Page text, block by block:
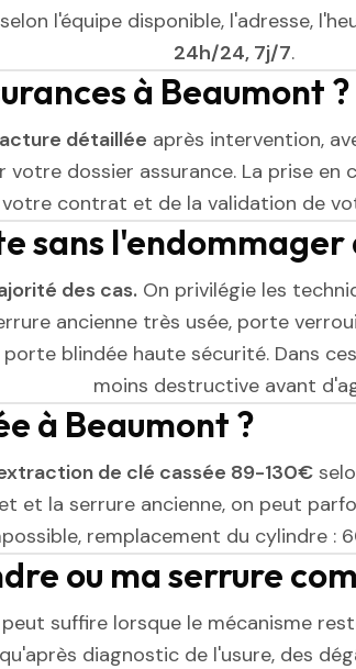
l'équipe disponible, l'adresse,
24h/24, 7j/7.
à Beaumont ?
détaillée après intervention,
votre dossier assurance. La prise en
votre contrat et de la validation de
sans l'endommager
des cas.On privilégie les
ancienne très usée, porte
blindée haute sécurité. Dans
moins destructive avant
à Beaumont ?
de clé cassée 89-130€
et la serrure ancienne, on peut
remplacement du cylindre :
ou ma serrure
suffire lorsque le mécanisme
diagnostic de l'usure, des